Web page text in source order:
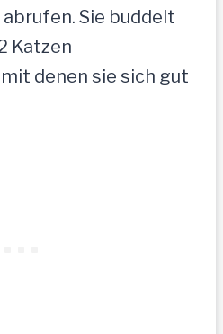
Sie buddelt
Katzen
denen sie sich gut